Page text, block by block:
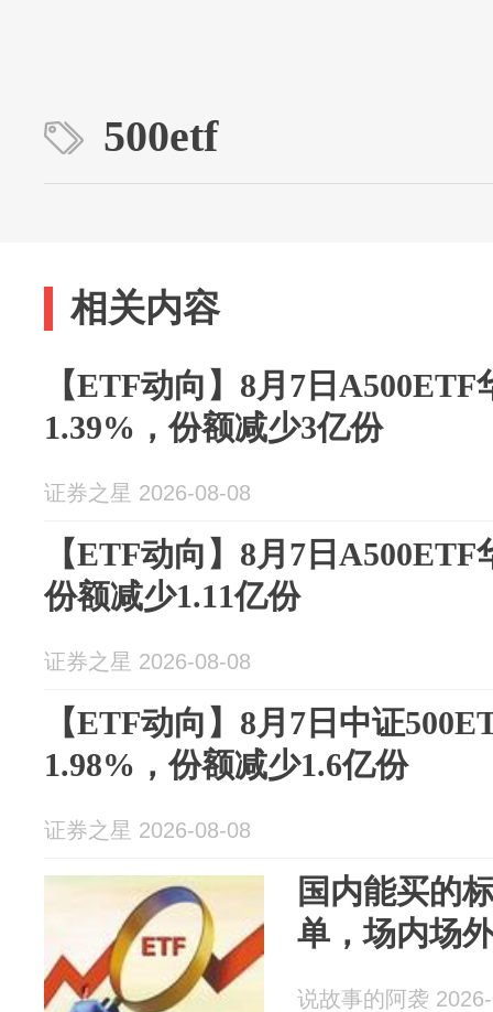
500etf
相关内容
【ETF动向】8月7日
1.39%，份额减少3亿份
证券之星 2026-08-08
【ETF动向】8月7日
份额减少1.11亿份
证券之星 2026-08-08
【ETF动向】8月7日中证
1.98%，份额减少1.6亿份
证券之星 2026-08-08
国内能买的
单，场内场
说故事的阿袭